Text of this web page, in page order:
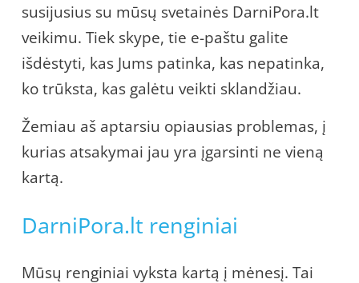
susijusius su mūsų svetainės DarniPora.lt
veikimu. Tiek skype, tie e-paštu galite
išdėstyti, kas Jums patinka, kas nepatinka,
ko trūksta, kas galėtu veikti sklandžiau.
Žemiau aš aptarsiu opiausias problemas, į
kurias atsakymai jau yra įgarsinti ne vieną
kartą.
DarniPora.lt renginiai
Mūsų renginiai vyksta kartą į mėnesį. Tai